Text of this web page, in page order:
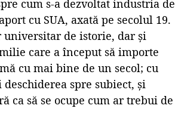
cum s-a dezvoltat industria de
cu SUA, axată pe secolul 19.
universitar de istorie, dar și
care a început să importe
cu mai bine de un secol; cu
spre subiect, și
ca să se ocupe cum ar trebui de